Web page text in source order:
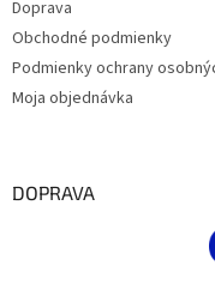
Doprava
Obchodné podmienky
Podmienky ochrany
Moja objednávka
DOPRAVA